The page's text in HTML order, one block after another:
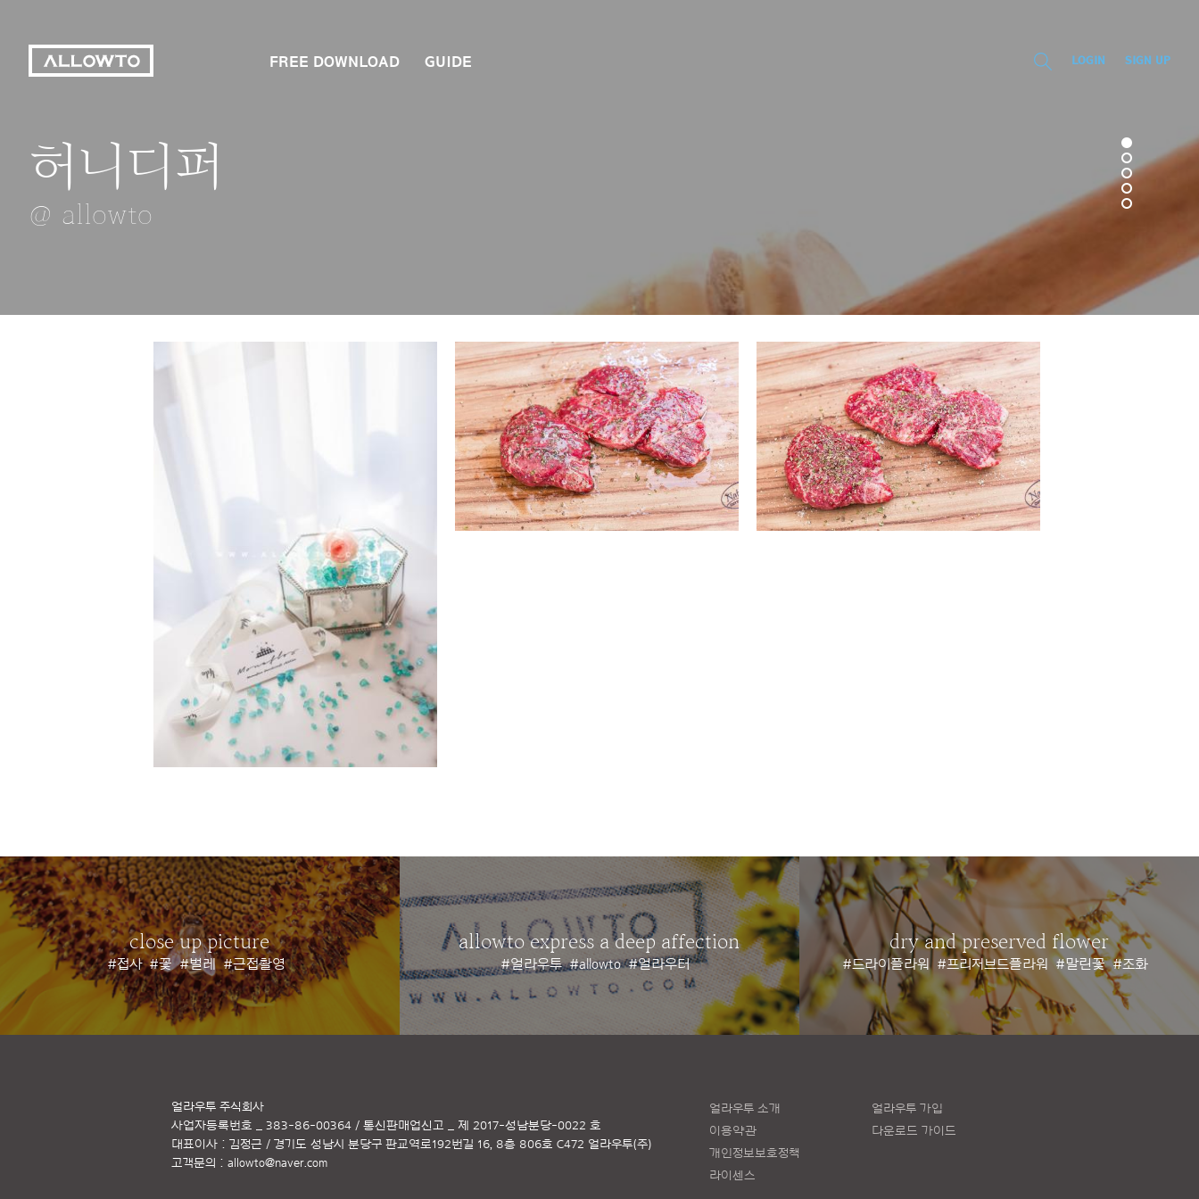
FREE DOWNLOAD GUIDE LOGIN SIGN UP
허니디퍼
@ allowto
플라워박스
@ allowto
장신구
@ allowto
장애인
@ allowto
단풍나무
@ allowto
close up picture
#접사 #꽃 #벌레 #근접촬영
allowto express a deep affection
#얼라우투 #allowto #얼라우터
dry and preserved flower
#드라이플라워 #프리저브드플라워 #말린꽃 #조화
얼라우투 소개
이용약관
개인정보보호정책
라이센스
얼라우투 가입
다운로드 가이드
얼라우투 주식회사
사업자등록번호 _ 383-86-00364 / 통신판매업신고 _ 제 2017-성남분당-0022 호
대표이사 : 김정근 / 경기도 성남시 분당구 판교역로192번길 16, 8층 806호 C472 얼라우투(주)
고객문의 : allowto@naver.com